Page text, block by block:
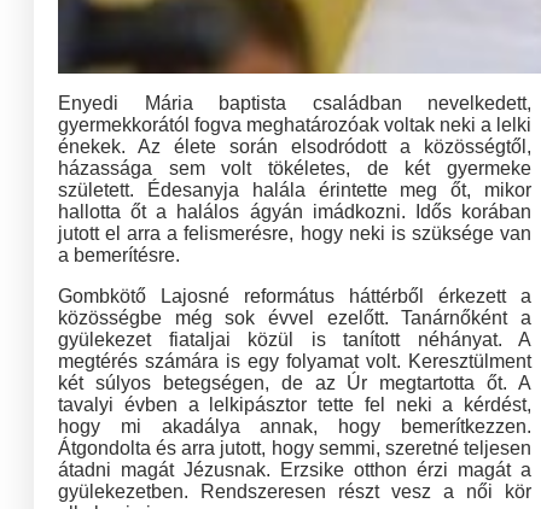
Enyedi Mária baptista családban nevelkedett,
gyermekkorától fogva meghatározóak voltak neki a lelki
énekek. Az élete során elsodródott a közösségtől,
házassága sem volt tökéletes, de két gyermeke
született. Édesanyja halála érintette meg őt, mikor
hallotta őt a halálos ágyán imádkozni. Idős korában
jutott el arra a felismerésre, hogy neki is szüksége van
a bemerítésre.
Gombkötő Lajosné református háttérből érkezett a
közösségbe még sok évvel ezelőtt. Tanárnőként a
gyülekezet fiataljai közül is tanított néhányat. A
megtérés számára is egy folyamat volt. Keresztülment
két súlyos betegségen, de az Úr megtartotta őt. A
tavalyi évben a lelkipásztor tette fel neki a kérdést,
hogy mi akadálya annak, hogy bemerítkezzen.
Átgondolta és arra jutott, hogy semmi, szeretné teljesen
átadni magát Jézusnak. Erzsike otthon érzi magát a
gyülekezetben. Rendszeresen részt vesz a női kör